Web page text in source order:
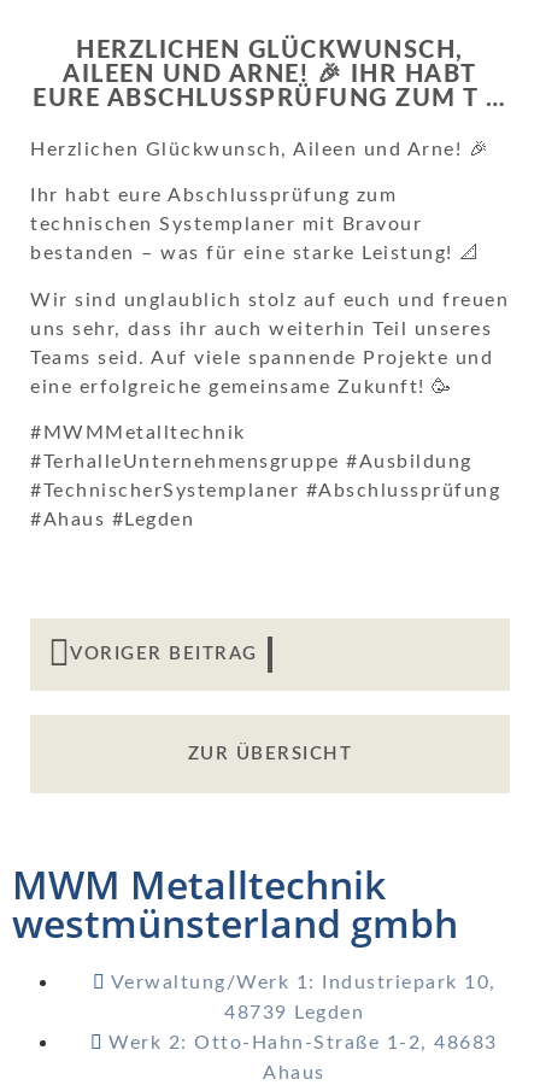
HERZLICHEN GLÜCKWUNSCH,
AILEEN UND ARNE! 🎉 IHR HABT
EURE ABSCHLUSSPRÜFUNG ZUM T …
Herzlichen Glückwunsch, Aileen und Arne! 🎉
Ihr habt eure Abschlussprüfung zum
technischen Systemplaner mit Bravour
bestanden – was für eine starke Leistung! 📐
Wir sind unglaublich stolz auf euch und freuen
uns sehr, dass ihr auch weiterhin Teil unseres
Teams seid. Auf viele spannende Projekte und
eine erfolgreiche gemeinsame Zukunft! 🥳
#MWMMetalltechnik
#TerhalleUnternehmensgruppe #Ausbildung
#TechnischerSystemplaner #Abschlussprüfung
#Ahaus #Legden
VORIGER BEITRAG
ZUR ÜBERSICHT
MWM Metalltechnik
westmünsterland gmbh
Verwaltung/Werk 1: Industriepark 10,
48739 Legden
Werk 2: Otto-Hahn-Straße 1-2, 48683
Ahaus